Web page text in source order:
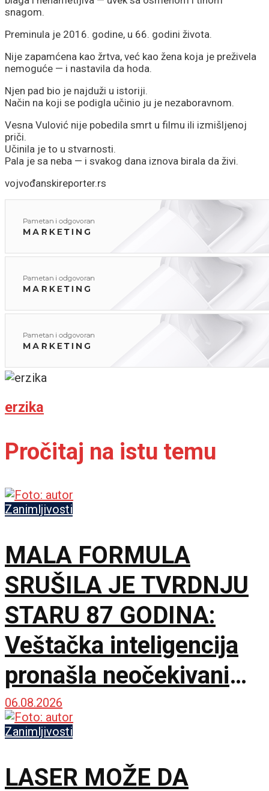
snagom.
Preminula je 2016. godine, u 66. godini života.
Nije zapamćena kao žrtva, već kao žena koja je preživela
nemoguće — i nastavila da hoda.
Njen pad bio je najduži u istoriji.
Način na koji se podigla učinio ju je nezaboravnom.
Vesna Vulović nije pobedila smrt u filmu ili izmišljenoj
priči.
Učinila je to u stvarnosti.
Pala je sa neba — i svakog dana iznova birala da živi.
vojvođanskireporter.rs
erzika
Pročitaj na istu temu
Zanimljivosti
MALA FORMULA
SRUŠILA JE TVRDNJU
STARU 87 GODINA:
Veštačka inteligencija
pronašla neočekivani
matematički primer
06.08.2026
Zanimljivosti
LASER MOŽE DA